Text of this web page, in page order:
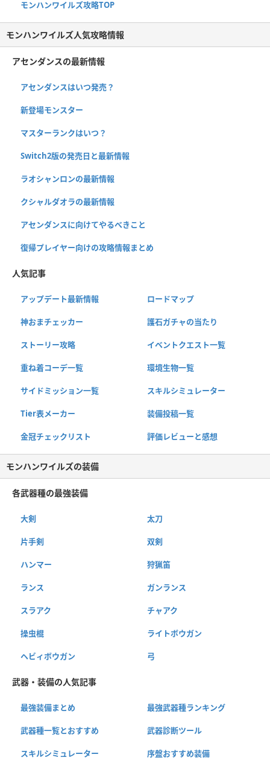
モンハンワイルズ攻略TOP
モンハンワイルズ人気攻略情報
アセンダンスの最新情報
アセンダンスはいつ発売？
新登場モンスター
マスターランクはいつ？
Switch2版の発売日と最新情報
ラオシャンロンの最新情報
クシャルダオラの最新情報
アセンダンスに向けてやるべきこと
復帰プレイヤー向けの攻略情報まとめ
人気記事
アップデート最新情報 ロードマップ
神おまチェッカー 護石ガチャの当たり
ストーリー攻略 イベントクエスト一覧
重ね着コーデ一覧 環境生物一覧
サイドミッション一覧 スキルシミュレーター
Tier表メーカー 装備投稿一覧
金冠チェックリスト 評価レビューと感想
モンハンワイルズの装備
各武器種の最強装備
大剣 太刀
片手剣 双剣
ハンマー 狩猟笛
ランス ガンランス
スラアク チャアク
操虫棍 ライトボウガン
ヘビィボウガン 弓
武器・装備の人気記事
最強装備まとめ 最強武器種ランキング
武器種一覧とおすすめ 武器診断ツール
スキルシミュレーター 序盤おすすめ装備